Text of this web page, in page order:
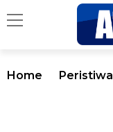
Home Peristiwa